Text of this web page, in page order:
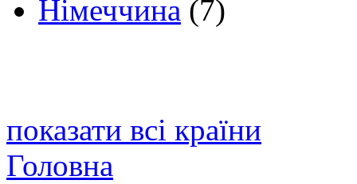
Німеччина (7)
показати всі країни
Головна